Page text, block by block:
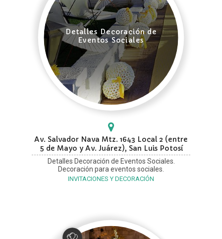
Detalles Decoración de
Eventos Sociales
Av. Salvador Nava Mtz. 1643 Local 2 (entre
5 de Mayo y Av. Juárez), San Luis Potosí
Detalles Decoración de Eventos Sociales.
Decoración para eventos sociales.
INVITACIONES Y DECORACIÓN